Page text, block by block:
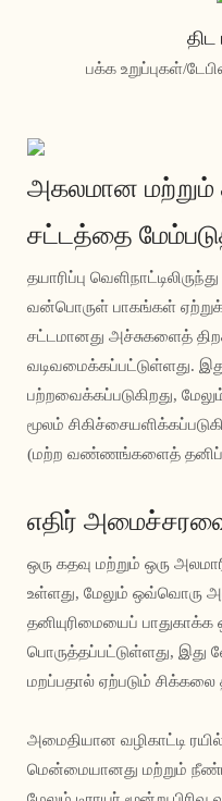
பக்க உறுப்புகள்/
அகலமான மற்றும்
சட்டத்தை
தயாரிப்பு
வன்பொருள் பாகங்கள்
சட்டமானது அச்சுகளைத்
வடிவமைக்கப்பட்டுள்ளது.
பற்றவைக்கப்படுகிறது,
மூலம்
(மற்ற வண்ணங்களைத்
எதிர்
ஒரு கதவு மற்றும் ஒரு
உள்ளது, மேலும் ஒவ்வொரு
தனியுரிமையைப் பாதுகாக்க
பொருத்தப்பட்டுள்ளது, இது
மறப்பதால் ஏற்படும் சிக்கலை
அமைதியான வழிகாட்டி
மென்மையானது மற்றும்